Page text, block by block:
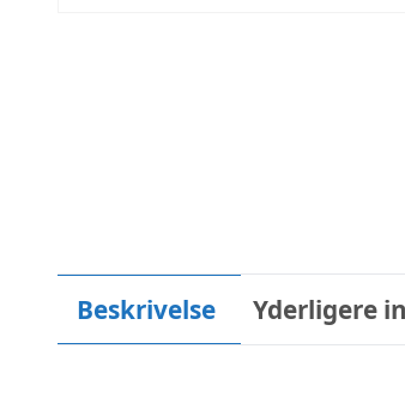
Beskrivelse Yderligere